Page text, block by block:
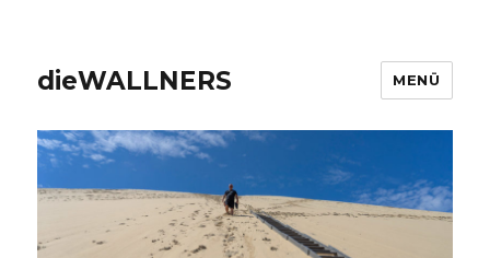
dieWALLNERS MENÜ